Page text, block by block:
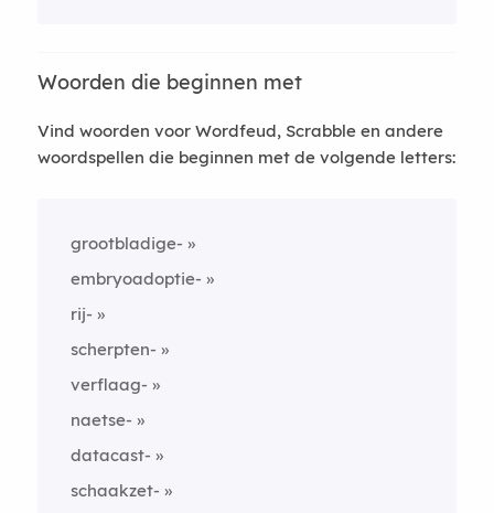
Woorden die beginnen met
Vind woorden voor Wordfeud, Scrabble en andere
woordspellen die beginnen met de volgende letters:
grootbladige-
embryoadoptie-
rij-
scherpten-
verflaag-
naetse-
datacast-
schaakzet-